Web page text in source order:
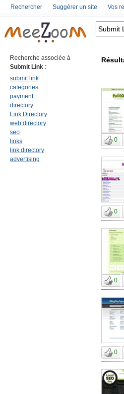
Rechercher Suggérer un site Vos
Recherche associée à
Submit Link :
submit link
categories
payment
directory
Link Directory
web directory
seo
links
link directory
advertising
0
0
0
0